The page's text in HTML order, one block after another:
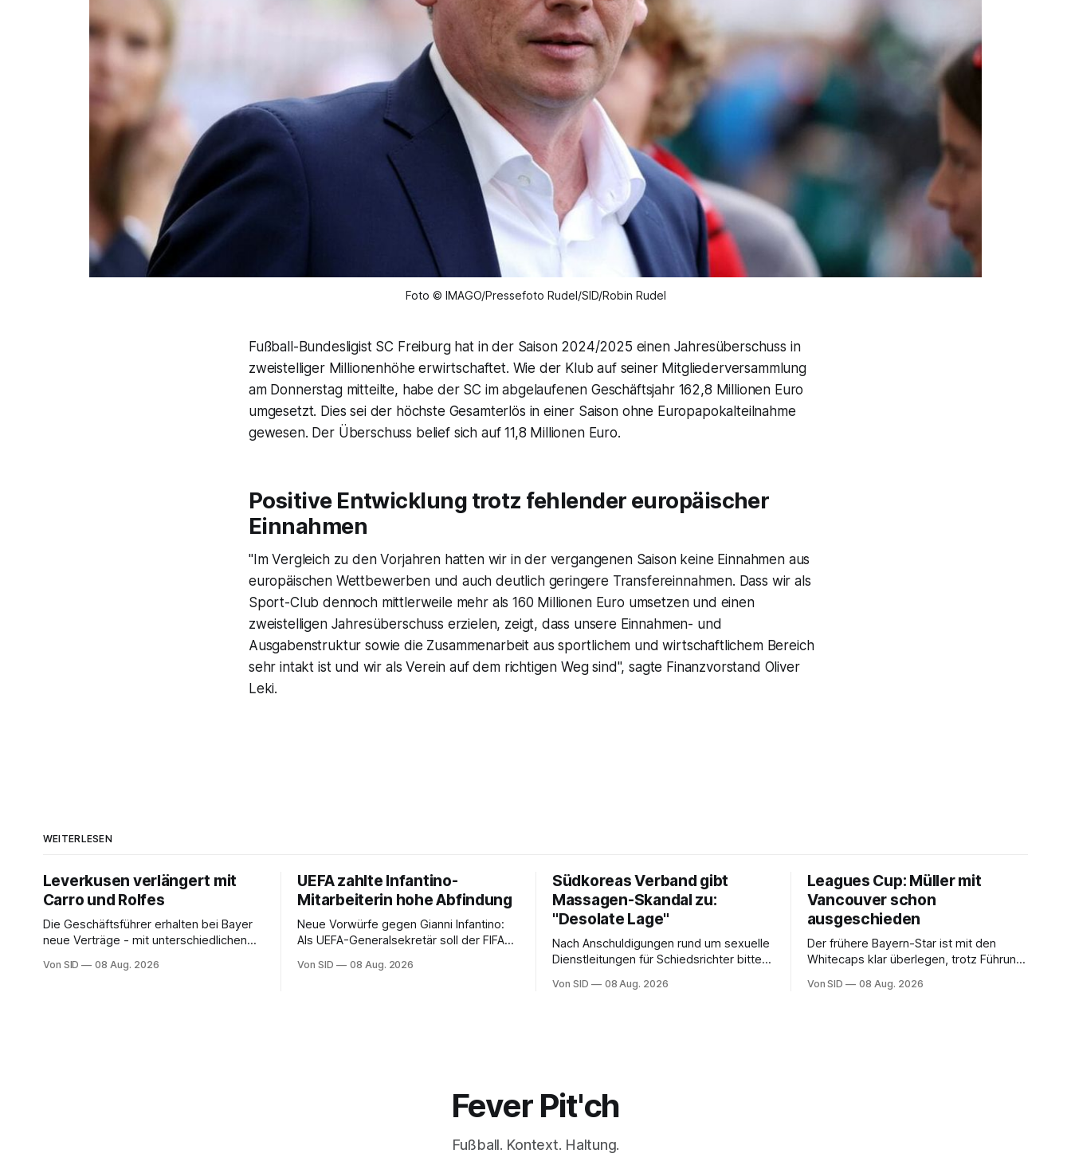
Foto © IMAGO/Pressefoto Rudel/SID/Robin Rudel
Fußball-Bundesligist SC Freiburg hat in der Saison 2024/2025 einen Jahresüberschuss in
zweistelliger Millionenhöhe erwirtschaftet. Wie der Klub auf seiner Mitgliederversammlung
am Donnerstag mitteilte, habe der SC im abgelaufenen Geschäftsjahr 162,8 Millionen Euro
umgesetzt. Dies sei der höchste Gesamterlös in einer Saison ohne Europapokalteilnahme
gewesen. Der Überschuss belief sich auf 11,8 Millionen Euro.
Positive Entwicklung trotz fehlender europäischer
Einnahmen
"Im Vergleich zu den Vorjahren hatten wir in der vergangenen Saison keine Einnahmen aus
europäischen Wettbewerben und auch deutlich geringere Transfereinnahmen. Dass wir als
Sport-Club dennoch mittlerweile mehr als 160 Millionen Euro umsetzen und einen
zweistelligen Jahresüberschuss erzielen, zeigt, dass unsere Einnahmen- und
Ausgabenstruktur sowie die Zusammenarbeit aus sportlichem und wirtschaftlichem Bereich
sehr intakt ist und wir als Verein auf dem richtigen Weg sind", sagte Finanzvorstand Oliver
Leki.
WEITERLESEN
Leverkusen verlängert mit
Carro und Rolfes
Die Geschäftsführer erhalten bei Bayer
neue Verträge - mit unterschiedlichen
Von SID 08 Aug. 2026
UEFA zahlte Infantino-
Mitarbeiterin hohe Abfindung
Neue Vorwürfe gegen Gianni Infantino:
Als UEFA-Generalsekretär soll der FIFA-
hohe Abfindung ausgehandelt haben.
Von SID 08 Aug. 2026
Südkoreas Verband gibt
Massagen-Skandal zu:
"Desolate Lage"
Nach Anschuldigungen rund um sexuelle
Dienstleitungen für Schiedsrichter bittet
Entschuldigung.
Von SID 08 Aug. 2026
Leagues Cup: Müller mit
Vancouver schon
ausgeschieden
Der frühere Bayern-Star ist mit den
Whitecaps klar überlegen, trotz Führung
Aus abzuwenden.
Von SID 08 Aug. 2026
Fever Pit'ch
Fußball. Kontext. Haltung.